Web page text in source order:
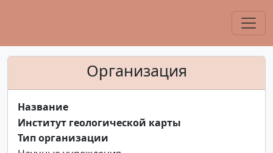
Организация
Название
Институт геологической карты
Тип организации